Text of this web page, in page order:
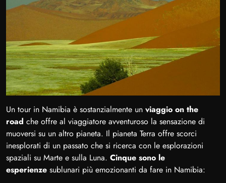
Un tour in Namibia è sostanzialmente un viaggio on the
road che offre al viaggiatore avventuroso la sensazione di
muoversi su un altro pianeta. Il pianeta Terra offre scorci
inesplorati di un passato che si ricerca con le esplorazioni
spaziali su Marte e sulla Luna. Cinque sono le
esperienze sublunari più emozionanti da fare in Namibia: